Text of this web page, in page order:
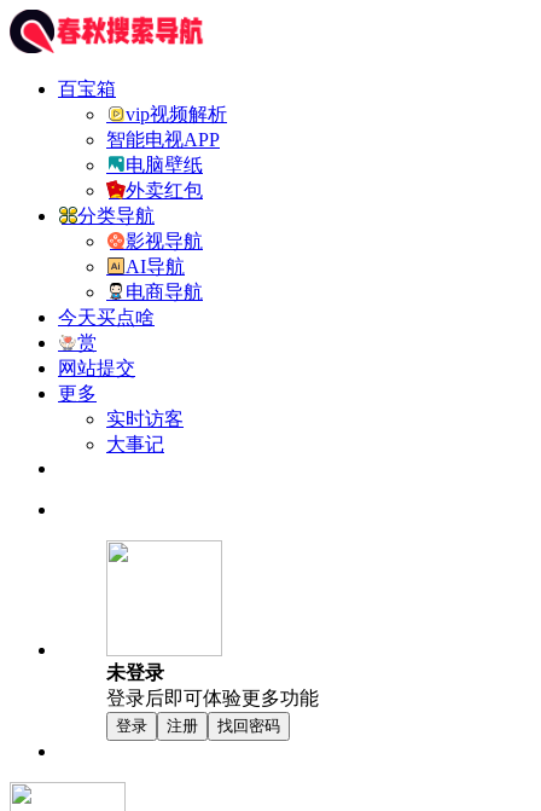
百宝箱
vip视频解析
智能电视APP
电脑壁纸
外卖红包
分类导航
影视导航
AI导航
电商导航
今天买点啥
赏
网站提交
更多
实时访客
大事记
未登录
登录后即可体验更多功能
登录 注册 找回密码